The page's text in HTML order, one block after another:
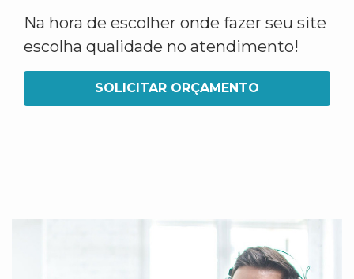
Na hora de escolher onde fazer seu site
escolha qualidade no atendimento!
SOLICITAR ORÇAMENTO